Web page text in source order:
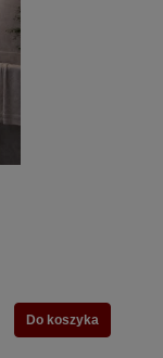
Do koszyka